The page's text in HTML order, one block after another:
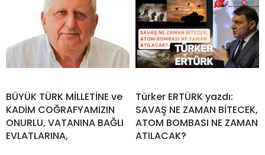
BÜYÜK TÜRK MİLLETİNE ve
KADİM COĞRAFYAMIZIN
ONURLU, VATANINA BAĞLI
EVLATLARINA,
Türker ERTÜRK yazdı:
SAVAŞ NE ZAMAN BİTECEK,
ATOM BOMBASI NE ZAMAN
ATILACAK?